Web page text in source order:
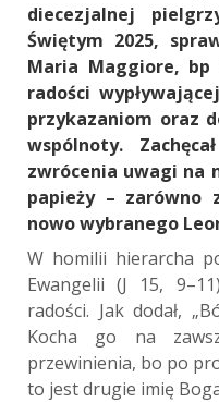
diecezjalnej
Świętym 2025,
Maria Maggiore, bp
radości
przykazaniom oraz
wspólnoty.
zwrócenia uwagi na
papieży – zarówno
nowo wybranego
W homilii hierarcha
Ewangelii (J 15,
radości. Jak dodał,
Kocha go na
przewinienia, bo po
to jest drugie imię